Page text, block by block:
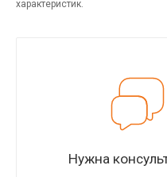
характеристик.
Нужна